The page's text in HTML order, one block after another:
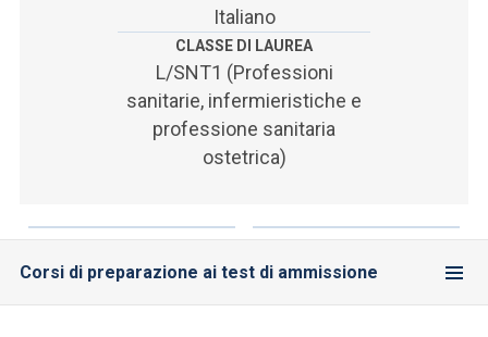
ACCEDI ALLA MAIL ICATT
SEI UN DOCENTE O UN MEMBRO DELLO STAFF
ACCEDI A CLOUDMAIL
Italiano
CLASSE DI LAUREA
L/SNT1 (Professioni
sanitarie, infermieristiche e
professione sanitaria
ostetrica)
Corsi di preparazione ai test di ammissione